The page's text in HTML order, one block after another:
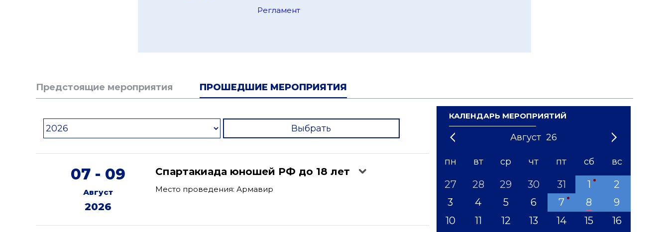
Регламент
Предстоящие мероприятия ПРОШЕДШИЕ МЕРОПРИЯТИЯ
Выбрать
07 - 09
Август
2026
Спартакиада юношей РФ до 18 лет
Место проведения: Армавир
КАЛЕНДАРЬ МЕРОПРИЯТИЙ
Август 26
1 3 5 8 10 12
'21 '23 '24 '25 '26 '27 '28 '29 '31
пн вт ср чт пт сб вс
27 28 29 30 31 1
2
3
4 5 6 7 8
9
10
11 12 13 14 15
16